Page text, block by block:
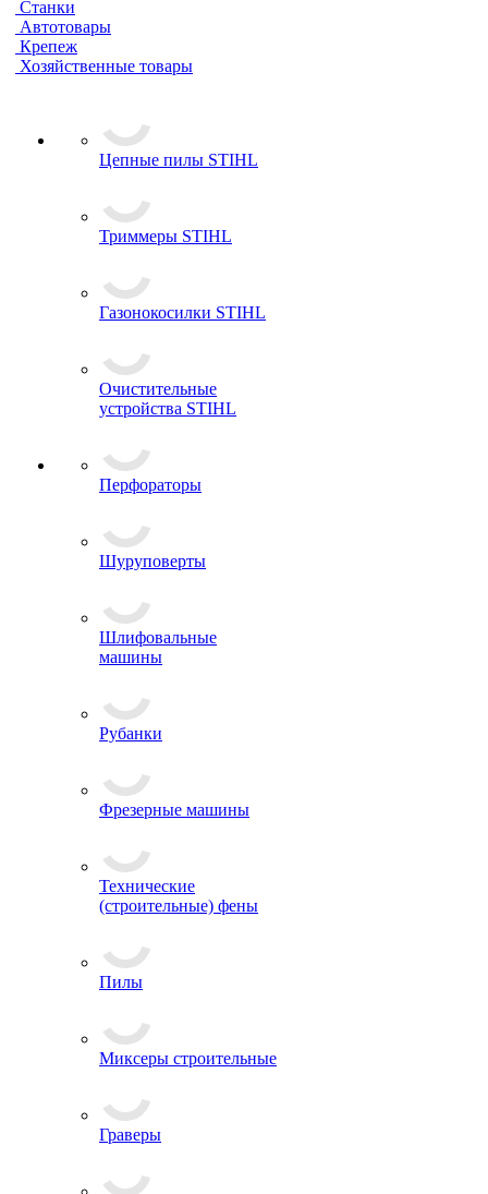
Станки
Автотовары
Крепеж
Хозяйственные товары
Цепные пилы STIHL
Триммеры STIHL
Газонокосилки STIHL
Очистительные
устройства STIHL
Перфораторы
Шуруповерты
Шлифовальные
машины
Рубанки
Фрезерные машины
Технические
(строительные) фены
Пилы
Миксеры строительные
Граверы